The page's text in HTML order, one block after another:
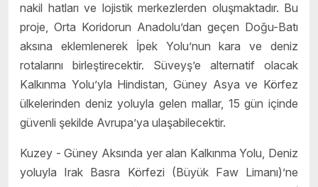
nakil hatları ve lojistik merkezlerden oluşmaktadır. Bu
proje, Orta Koridorun Anadolu’dan geçen Doğu-Batı
aksına eklemlenerek İpek Yolu’nun kara ve deniz
rotalarını birleştirecektir. Süveyş’e alternatif olacak
Kalkınma Yolu’yla Hindistan, Güney Asya ve Körfez
ülkelerinden deniz yoluyla gelen mallar, 15 gün içinde
güvenli şekilde Avrupa’ya ulaşabilecektir.
Kuzey - Güney Aksında yer alan Kalkınma Yolu, Deniz
yoluyla Irak Basra Körfezi (Büyük Faw Limanı)’ne